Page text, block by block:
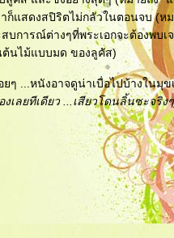
ก็แสดงสปิริตไม่กลัวในตอนจบ (ห
บการณ์ต่างๆที่พระเอกจะต้องพบเ
ต้นไม้แบบมด ของลูคัส)
ๆ ...หนังอาจดูน่าเบื่อไปบ้างในมุ
เลยทีเดียว ...เสียวโดนลิ้นซะจริง